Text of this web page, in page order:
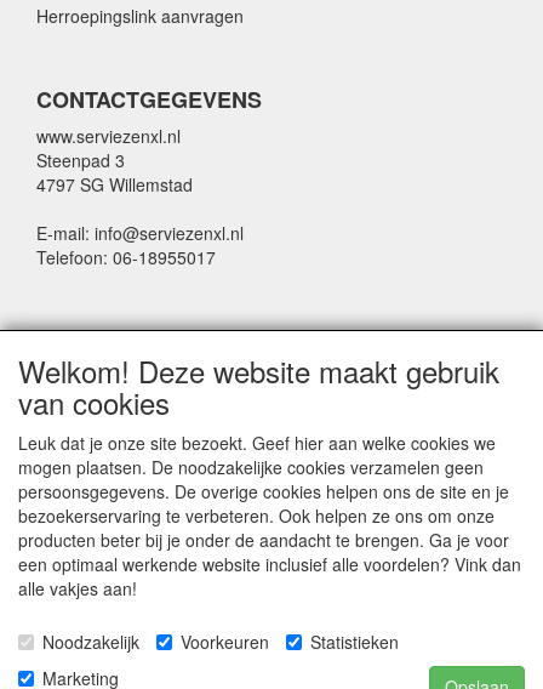
Herroepingslink aanvragen
CONTACTGEGEVENS
www.serviezenxl.nl
Steenpad 3
4797 SG Willemstad
E-mail: info@serviezenxl.nl
Telefoon: 06-18955017
Voornaam
Achternaam
E-mail
Welkom! Deze website maakt gebruik
van cookies
Leuk dat je onze site bezoekt. Geef hier aan welke cookies we
mogen plaatsen. De noodzakelijke cookies verzamelen geen
persoonsgegevens. De overige cookies helpen ons de site en je
bezoekerservaring te verbeteren. Ook helpen ze ons om onze
producten beter bij je onder de aandacht te brengen. Ga je voor
een optimaal werkende website inclusief alle voordelen? Vink dan
alle vakjes aan!
Noodzakelijk Voorkeuren
Statistieken
Marketing